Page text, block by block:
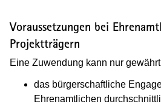
Voraussetzungen bei
Projektträgern
Eine Zuwendung kann nur
das bürgerschaftliche
Ehrenamtlichen